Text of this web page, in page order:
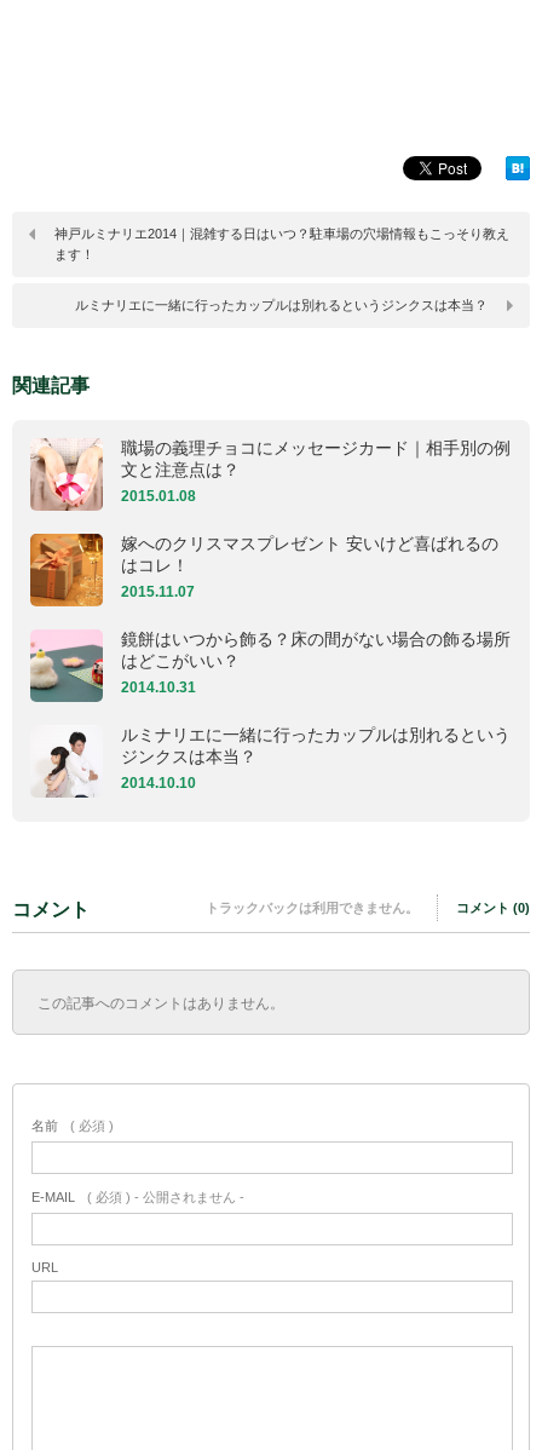
神戸ルミナリエ2014｜混雑する日はいつ？駐車場の穴場情報もこっそり教え
ます！
ルミナリエに一緒に行ったカップルは別れるというジンクスは本当？
関連記事
職場の義理チョコにメッセージカード｜相手別の例
文と注意点は？
2015.01.08
嫁へのクリスマスプレゼント 安いけど喜ばれるの
はコレ！
2015.11.07
鏡餅はいつから飾る？床の間がない場合の飾る場所
はどこがいい？
2014.10.31
ルミナリエに一緒に行ったカップルは別れるという
ジンクスは本当？
2014.10.10
コメント トラックバックは利用できません。 コメント (0)
この記事へのコメントはありません。
名前 ( 必須 )
E-MAIL ( 必須 ) - 公開されません -
URL